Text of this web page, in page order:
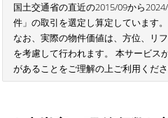
国土交通省の直近の2015/09から
件」の取引を選定し算定しています。
なお、実際の物件価値は、方位、リ
を考慮して行われます。 本サービス
があることをご理解の上ご利用くだ